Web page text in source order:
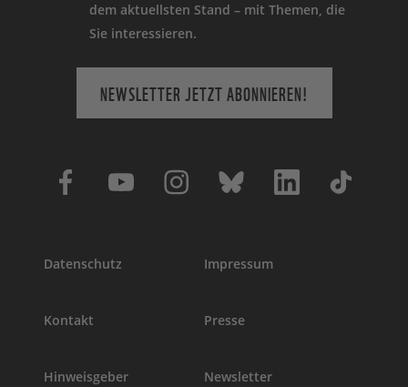
dem aktuellsten Stand – mit Themen, die
Sie interessieren.
NEWSLETTER JETZT ABONNIEREN!
Datenschutz Impressum
Kontakt Presse
Hinweisgeber Newsletter